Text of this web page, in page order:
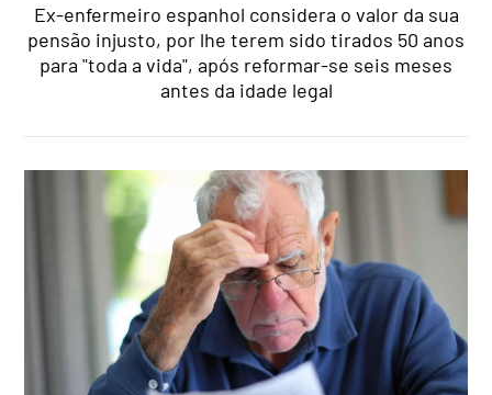
Ex-enfermeiro espanhol considera o valor da sua
pensão injusto, por lhe terem sido tirados 50 anos
para "toda a vida", após reformar-se seis meses
antes da idade legal